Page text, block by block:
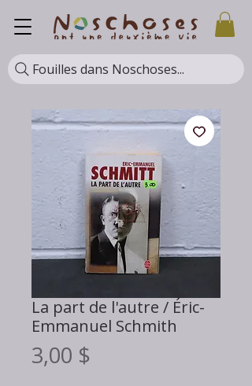
Fouilles dans Noschoses...
La part de l'autre / Éric-
Emmanuel Schmith
3,00 $